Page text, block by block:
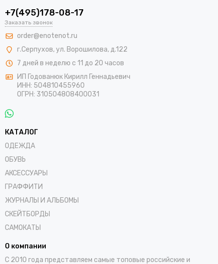
+7(495)178-08-17
Заказать звонок
order@enotenot.ru
г.Серпухов, ул. Ворошилова, д.122
7 дней в неделю с 11 до 20 часов
ИП Годованюк Кирилл Геннадьевич
ИНН: 504810455960
ОГРН: 310504808400031
КАТАЛОГ
ОДЕЖДА
ОБУВЬ
АКСЕССУАРЫ
ГРАФФИТИ
ЖУРНАЛЫ И АЛЬБОМЫ
СКЕЙТБОРДЫ
САМОКАТЫ
О компании
С 2010 года представляем самые топовые российские и